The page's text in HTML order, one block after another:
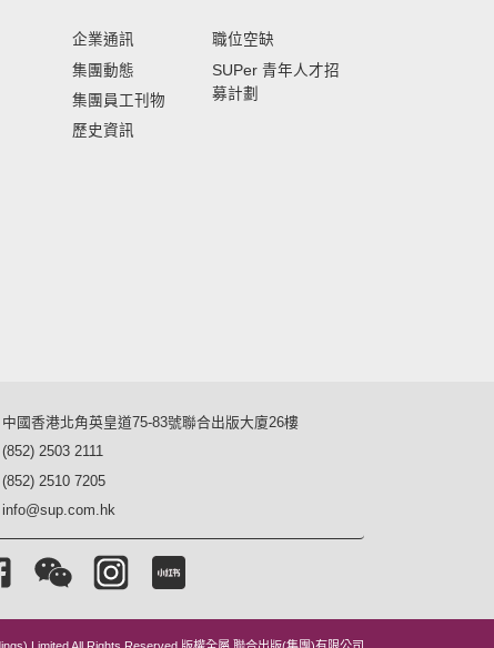
企業通訊
集團動態
集團員工刊物
歷史資訊
職位空缺
SUPer 青年人才招
募計劃
中國香港北角英皇道75-83號聯合出版大廈26樓
(852) 2503 2111
(852) 2510 7205
info@sup.com.hk